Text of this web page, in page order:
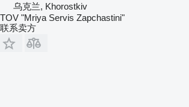
乌克兰, Khorostkiv
TOV "Mriya Servis Zapchastini"
联系卖方